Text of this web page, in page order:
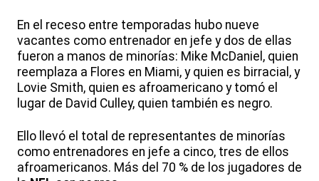
En el receso entre temporadas hubo nueve
vacantes como entrenador en jefe y dos de ellas
fueron a manos de minorías: Mike McDaniel, quien
reemplaza a Flores en Miami, y quien es birracial, y
Lovie Smith, quien es afroamericano y tomó el
lugar de David Culley, quien también es negro.
Ello llevó el total de representantes de minorías
como entrenadores en jefe a cinco, tres de ellos
afroamericanos. Más del 70 % de los jugadores de